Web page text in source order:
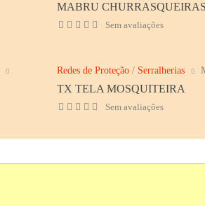
MABRU CHURRASQUEIRAS
Sem avaliações
Redes de Proteção/ Serralherias
TX TELA MOSQUITEIRA
Sem avaliações